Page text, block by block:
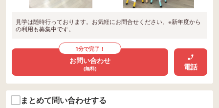
見学は随時行っております。お気軽にお問合せください。※新年度から
の利用も募集中です。
1分で完了！
お問い合わせ
(無料) 電話
まとめて問い合わせする